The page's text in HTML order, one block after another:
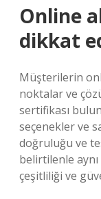
Online
dikkat
Müşterilerin
noktalar ve
sertifikası
seçenekler ve
doğruluğu ve
belirtilenle
çeşitliliği ve